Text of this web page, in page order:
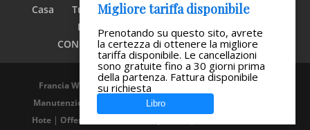
Casa Turismo Ristoranti
Testimonianze
Blog
Prenotazione
CONDIZIONI GENERALI DI CONTRATTO
Francia Web Design|Creazione del sito web dell'hotel
Manutenzione di Wordpress |Creazione Sito Gite Chambre
Hote| Offerte di lavoro nell'ospitalità
Migliore tariffa disponibile
Prenotando su questo sito, avrete
la certezza di ottenere la migliore
tariffa disponibile. Le cancellazioni
sono gratuite fino a 30 giorni prima
della partenza. Fattura disponibile
Libro